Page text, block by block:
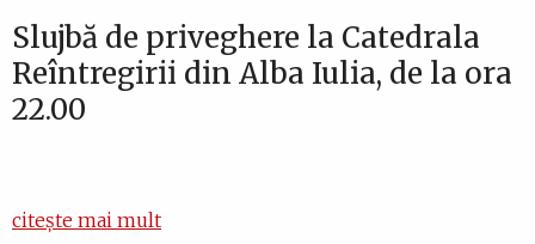
Slujbă de priveghere la Catedrala
Reîntregirii din Alba Iulia, de la ora
22.00
citește mai mult